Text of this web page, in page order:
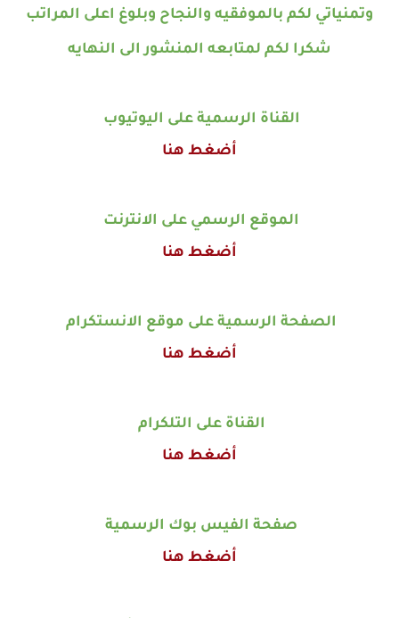
وتمنياتي لكم بالموفقيه والنجاح وبلوغ اعلى المراتب
شكرا لكم لمتابعه المنشور الى النهايه
القناة الرسمية على اليوتيوب
أضغط هنا
الموقع الرسمي على الانترنت
أضغط هنا
الصفحة الرسمية على موقع الانستكرام
أضغط هنا
القناة على التلكرام
أضغط هنا
صفحة الفيس بوك الرسمية
أضغط هنا